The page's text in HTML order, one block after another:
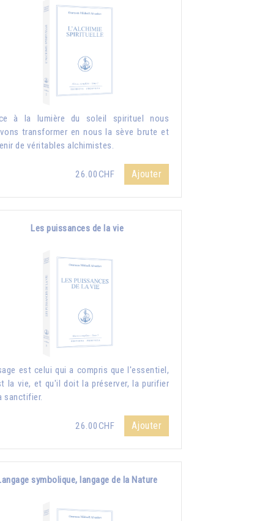
à la lumière du soleil spirituel nous
transformer en nous la sève brute et
de véritables alchimistes.
26.00CHF Ajouter
Les puissances de la vie
est celui qui a compris que l'essentiel,
la vie, et qu'il doit la préserver, la purifier
sanctifier.
26.00CHF Ajouter
symbolique, langage de la Nature